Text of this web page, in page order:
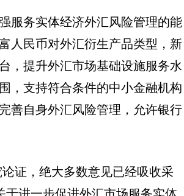
服务实体经济外汇风险管理的能
人民币对外汇衍生产品类型，新
，提升外汇市场基础设施服务水
，支持符合条件的中小金融机构
善自身外汇风险管理，允许银行
证，绝大多数意见已经吸收采